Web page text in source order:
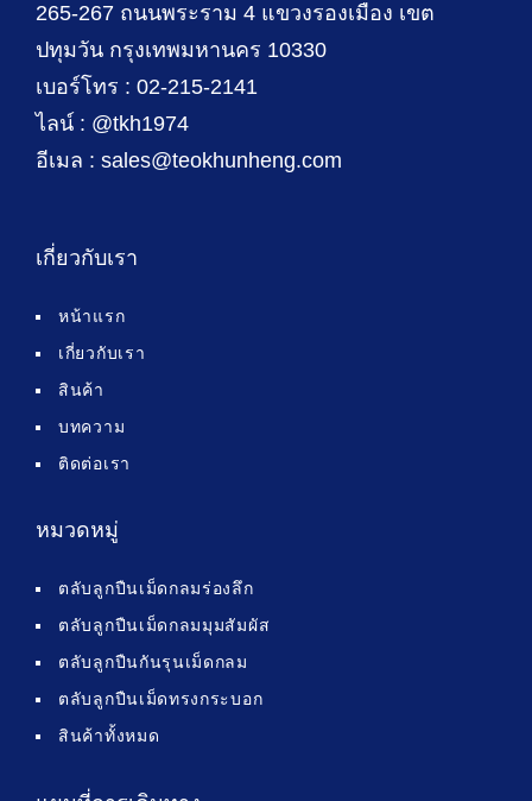
265-267 ถนนพระราม 4 แขวงรองเมือง เขต
ปทุมวัน กรุงเทพมหานคร 10330
เบอร์โทร : 02-215-2141
ไลน์ : @tkh1974
อีเมล : sales@teokhunheng.com
เกี่ยวกับเรา
หน้าแรก
เกี่ยวกับเรา
สินค้า
บทความ
ติดต่อเรา
หมวดหมู่
ตลับลูกปืนเม็ดกลมร่องลึก
ตลับลูกปืนเม็ดกลมมุมสัมผัส
ตลับลูกปืนกันรุนเม็ดกลม
ตลับลูกปืนเม็ดทรงกระบอก
สินค้าทั้งหมด